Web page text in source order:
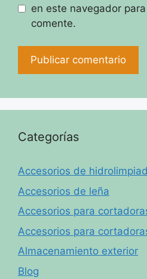
en este navegador
comente.
Categorías
Accesorios de
Accesorios de leña
Accesorios para
Accesorios para
Almacenamiento exterior
Blog